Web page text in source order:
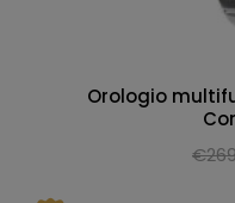
Orologio
€